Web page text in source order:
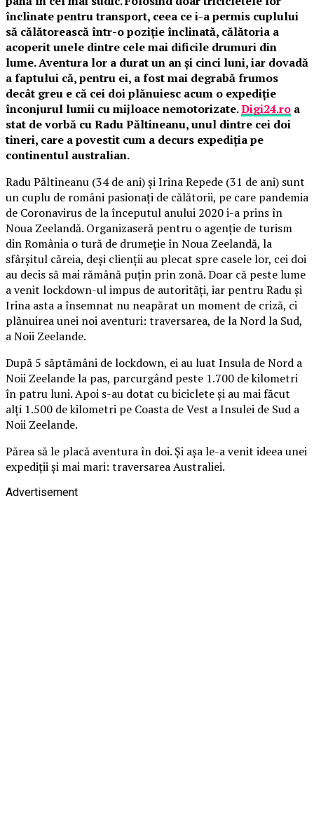
înclinate pentru transport, ceea ce i-a permis cuplului
să călătorească într-o poziție înclinată, călătoria a
acoperit unele dintre cele mai dificile drumuri din
lume. Aventura lor a durat un an și cinci luni, iar dovadă
a faptului că, pentru ei, a fost mai degrabă frumos
decât greu e că cei doi plănuiesc acum o expediție
înconjurul lumii cu mijloace nemotorizate.Digi24.ro a
stat de vorbă cu Radu Păltineanu, unul dintre cei doi
tineri, care a povestit cum a decurs expediția pe
continentul australian.
Radu Păltineanu (34 de ani) și Irina Repede (31 de ani) sunt
un cuplu de români pasionați de călătorii, pe care pandemia
de Coronavirus de la începutul anului 2020 i-a prins în
Noua Zeelandă. Organizaseră pentru o agenție de turism
din România o tură de drumeție în Noua Zeelandă, la
sfârșitul căreia, deși clienții au plecat spre casele lor, cei doi
au decis să mai rămână puțin prin zonă. Doar că peste lume
a venit lockdown-ul impus de autorități, iar pentru Radu și
Irina asta a însemnat nu neapărat un moment de criză, ci
plănuirea unei noi aventuri: traversarea, de la Nord la Sud,
a Noii Zeelande.
După 5 săptămâni de lockdown, ei au luat Insula de Nord a
Noii Zeelande la pas, parcurgând peste 1.700 de kilometri
în patru luni. Apoi s-au dotat cu biciclete și au mai făcut
alți 1.500 de kilometri pe Coasta de Vest a Insulei de Sud a
Noii Zeelande.
Părea să le placă aventura în doi. Și așa le-a venit ideea unei
expediții și mai mari: traversarea Australiei.
Advertisement